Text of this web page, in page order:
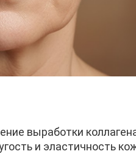
выработки
и эластичность